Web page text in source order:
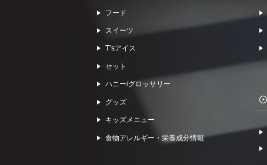
フード
スイーツ
Tʼsアイス
セット
ハニー/グロッサリー
グッズ
キッズメニュー
食物アレルギー・栄養成分情報